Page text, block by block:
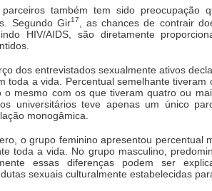
também tem sido preocupação
Segundo Gir17
, as chances de contrair
HIV/AIDS, são diretamente
dos entrevistados sexualmente ativos
toda a vida. Percentual semelhante tiveram
o mesmo com os que tiveram quatro ou
universitários teve apenas um único
monogâmica.
o grupo feminino apresentou percentual
toda a vida. No grupo masculino,
essas diferenças podem ser
sexuais culturalmente estabelecidas